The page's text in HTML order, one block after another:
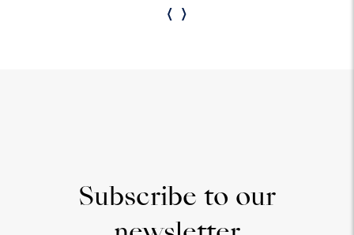
‹ ›
Subscribe to our